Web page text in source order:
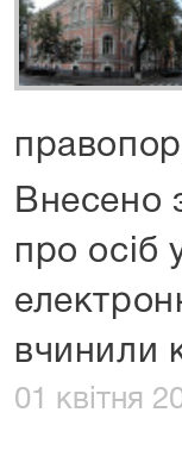
Внесено
про осіб
вчинили
01 квітня